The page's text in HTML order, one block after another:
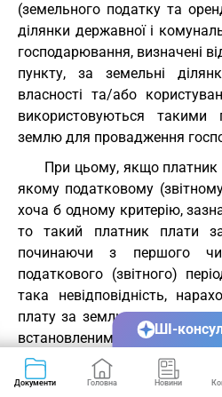
(земельного податку та
ділянки державної і
господарювання, визначені
пункту, за земельні
власності та/або
використовуються
землю для провадження
При цьому, якщо
якому податковому
хоча б одному критерію,
то такий платник плати
починаючи з першого
податкового (звітного)
така невідповідність,
плату за землю у
встановленими відповідно
цього Кодексу.
Якщо земельні
Документи Головна Новини
ШІ-